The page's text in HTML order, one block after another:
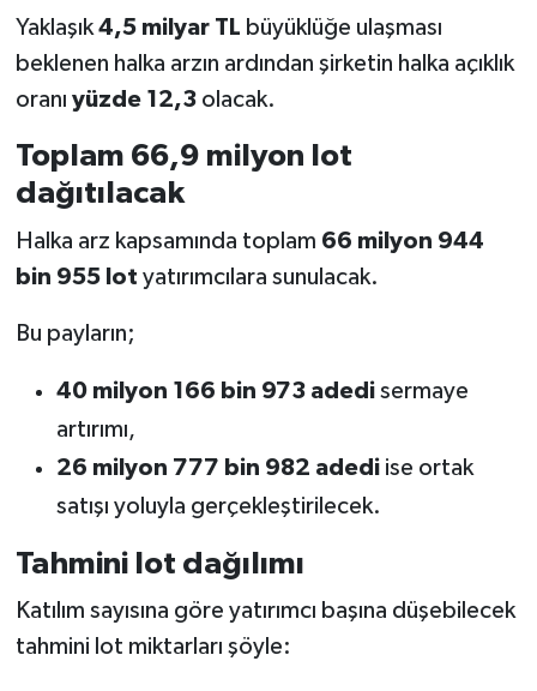
Yaklaşık4,5 milyar TL büyüklüğe ulaşması
beklenen halka arzın ardından şirketin halka açıklık
oranı yüzde 12,3olacak.
Toplam 66,9 milyon lot
dağıtılacak
Halka arz kapsamında toplam 66 milyon 944
bin 955 lot yatırımcılara sunulacak.
Bu payların;
40 milyon 166 bin 973 adedisermaye
artırımı,
26 milyon 777 bin 982 adediise ortak
satışı yoluyla gerçekleştirilecek.
Tahmini lot dağılımı
Katılım sayısına göre yatırımcı başına düşebilecek
tahmini lot miktarları şöyle: